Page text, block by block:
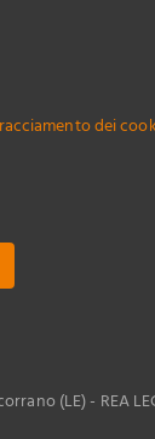
dei
(LE) - REA